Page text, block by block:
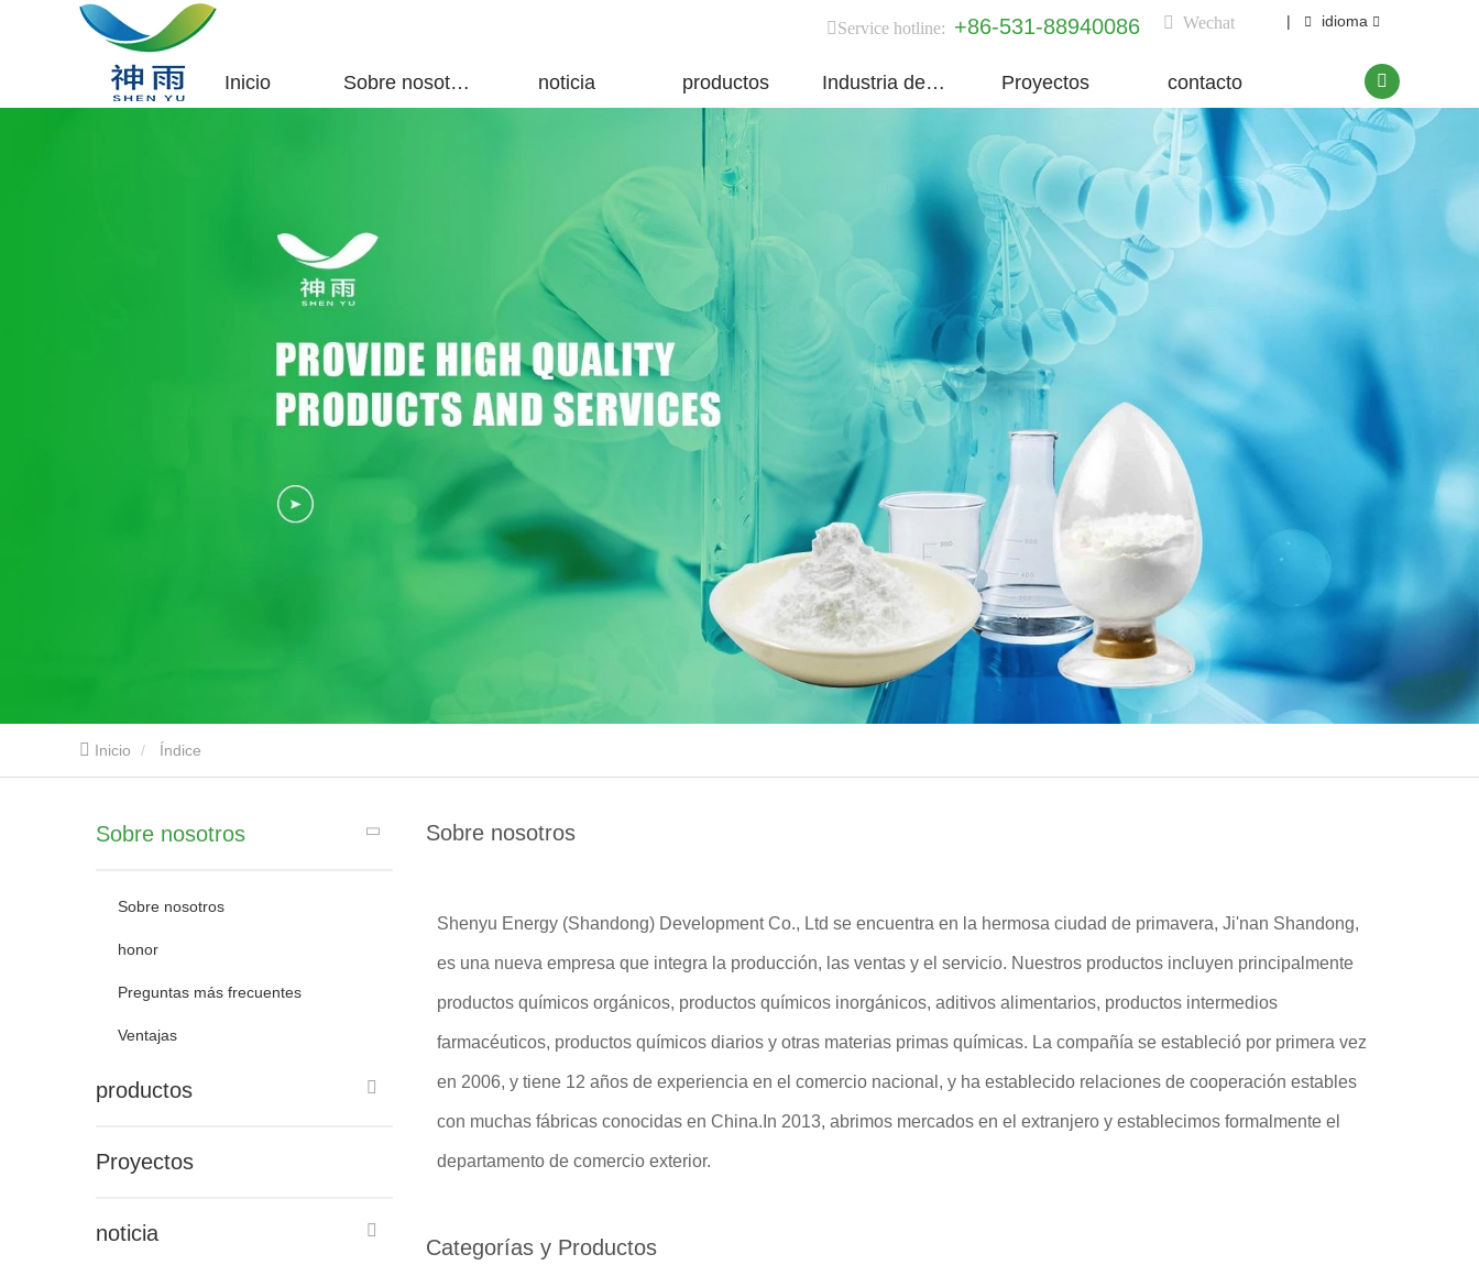
Service hotline: +86-531-88940086 Wechat | idioma
Inicio Sobre nosotros noticia productos Industria del grupo Proyectos contacto
Inicio Índice
Sobre nosotros
Sobre nosotros
honor
Preguntas más frecuentes
Ventajas
productos
Proyectos
noticia
Sobre nosotros
Shenyu Energy (Shandong) Development Co., Ltd se encuentra en la hermosa ciudad de primavera, Ji'nan Shandong,
es una nueva empresa que integra la producción, las ventas y el servicio. Nuestros productos incluyen principalmente
productos químicos orgánicos, productos químicos inorgánicos, aditivos alimentarios, productos intermedios
farmacéuticos, productos químicos diarios y otras materias primas químicas. La compañía se estableció por primera vez
en 2006, y tiene 12 años de experiencia en el comercio nacional, y ha establecido relaciones de cooperación estables
con muchas fábricas conocidas en China.In 2013, abrimos mercados en el extranjero y establecimos formalmente el
departamento de comercio exterior.
Categorías y Productos